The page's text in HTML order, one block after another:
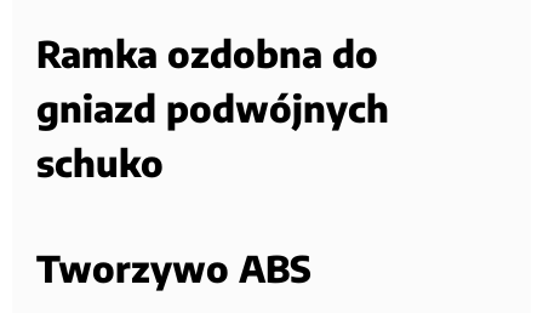
Ramka ozdobna do
gniazd podwójnych
schuko
Tworzywo ABS